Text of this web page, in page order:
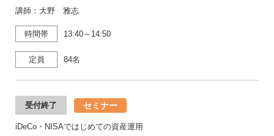
講師：大野 雅志
時間帯 13:40～14:50
定員 84名
受付終了 セミナー
iDeCo・NISAではじめての資産運用